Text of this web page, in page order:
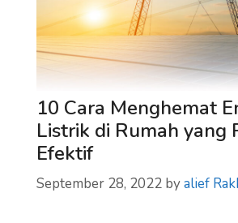
10 Cara Menghemat
Listrik di Rumah yang
Efektif
September 28, 2022 byalief